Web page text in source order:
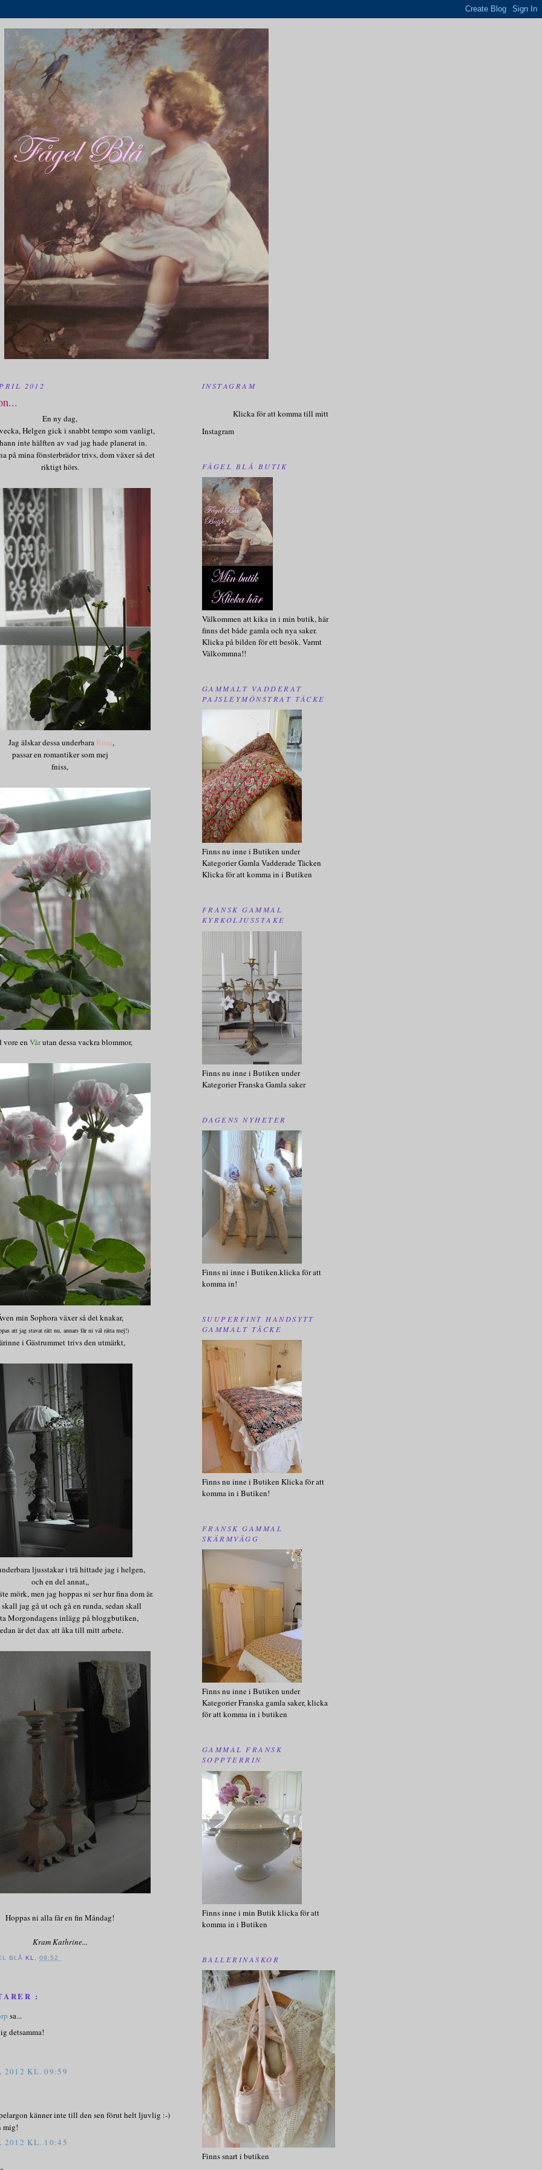
2012
En ny dag,
Helgen gick i snabbt tempo som vanligt,
inte hälften av vad jag hade planerat in.
på mina fönsterbrädor trivs, dom växer så det
riktigt hörs.
Jag älskar dessa underbara Rosa,
passar en romantiker som mej
fniss,
en Vårutan dessa vackra blommor,
min Sophora växer så det knakar,
att jag stavat rätt nu, annars får ni väl rätta mej!)
i Gästrummet trivs den utmärkt,
ljusstakar i trä hittade jag i helgen,
och en del annat,,
mörk, men jag hoppas ni ser hur fina dom är.
jag gå ut och gå en runda, sedan skall
Morgondagens inlägg på bloggbutiken,
är det dax att åka till mitt arbete.
Hoppas ni alla får en fin Måndag!
Kram Kathrine...
BLÅKL.09:52
:
sa...
detsamma!
2012 KL. 09:59
känner inte till den sen förut helt ljuvlig :-)
mig!
2012 KL. 10:45
INSTAGRAM
Klicka för att komma till mitt
Instagram
FÅGEL BLÅ BUTIK
Välkommen att kika in i min butik, här
finns det både gamla och nya saker.
Klicka på bilden för ett besök. Varmt
Välkommna!!
GAMMALT VADDERAT
PAJSLEYMÖNSTRAT TÄCKE
Finns nu inne i Butiken under
Kategorier Gamla Vadderade Täcken
Klicka för att komma in i Butiken
FRANSK GAMMAL
KYRKOLJUSSTAKE
Finns nu inne i Butiken under
Kategorier Franska Gamla saker
DAGENS NYHETER
Finns ni inne i Butiken.klicka för att
komma in!
SUUPERFINT HANDSYTT
GAMMALT TÄCKE
Finns nu inne i Butiken Klicka för att
komma in i Butiken!
FRANSK GAMMAL
SKÄRMVÄGG
Finns nu inne i Butiken under
Kategorier Franska gamla saker, klicka
för att komma in i butiken
GAMMAL FRANSK
SOPPTERRIN
Finns inne i min Butik klicka för att
komma in i Butiken
BALLERINASKOR
Finns snart i butiken